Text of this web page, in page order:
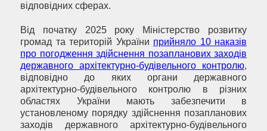
відповідних сферах.
Від початку 2025 року Міністерство розвитку
громад та територій України прийняло 10 наказів
про погодження здійснення позапланових заходів
державного архітектурно-будівельного контролю,
відповідно до яких органи державного
архітектурно-будівельного контролю в різних
областях України мають забезпечити в
установленому порядку здійснення позапланових
заходів державного архітектурно-будівельного